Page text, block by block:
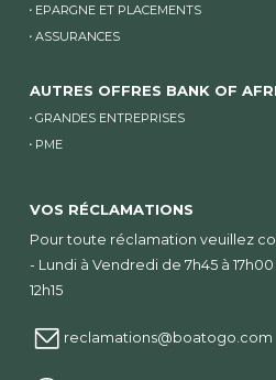
EPARGNE ET PLACEMENTS
ASSURANCES
AUTRES OFFRES BANK OF
GRANDES ENTREPRISES
PME
VOS RÉCLAMATIONS
Pour toute réclamation veuillez
- Lundi à Vendredi de 7h45 à
12h15
reclamations@boatogo.com